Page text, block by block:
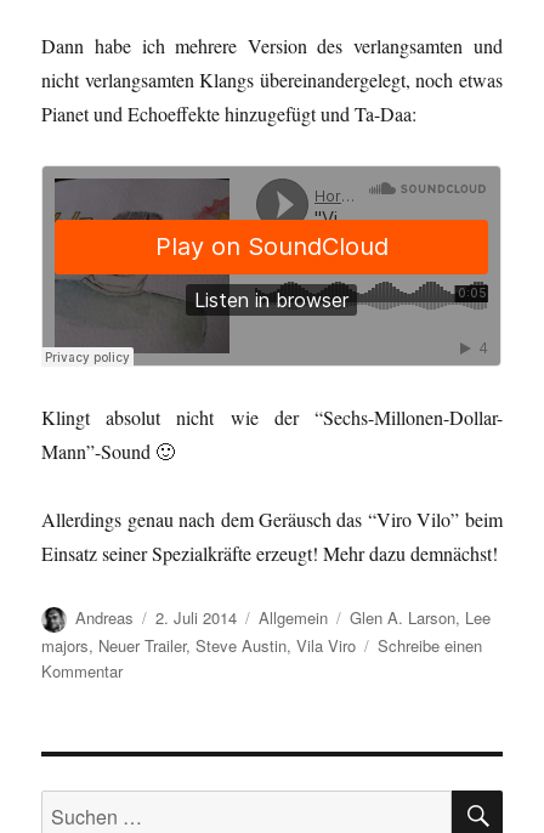
Dann habe ich mehrere Version des verlangsamten und
nicht verlangsamten Klangs übereinandergelegt, noch etwas
Pianet und Echoeffekte hinzugefügt und Ta-Daa:
Klingt absolut nicht wie der “Sechs-Millonen-Dollar-
Mann”-Sound 🙂
Allerdings genau nach dem Geräusch das “Viro Vilo” beim
Einsatz seiner Spezialkräfte erzeugt! Mehr dazu demnächst!
Autor
Andreas
Veröffentlicht
am
2. Juli 2014 Kategorien
Allgemein Schlagwörter
Glen A. Larson, Lee
majors, Neuer Trailer,Steve Austin,Vila Viro
Schreibe einen
Kommentarzu
Suchen